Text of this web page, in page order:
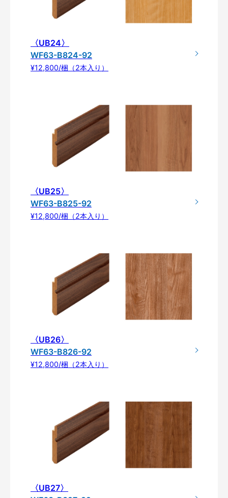
〈UB24〉
WF63-B824-92
¥12,800/梱（2本入り）
〈UB25〉
WF63-B825-92
¥12,800/梱（2本入り）
〈UB26〉
WF63-B826-92
¥12,800/梱（2本入り）
〈UB27〉